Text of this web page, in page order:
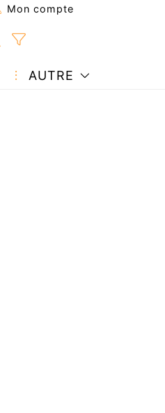
Mon compte
AUTRE
l'auteur
de cette